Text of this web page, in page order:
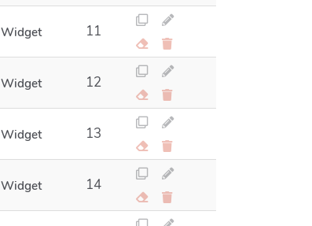
Widget 11
Widget 12
Widget 13
Widget 14